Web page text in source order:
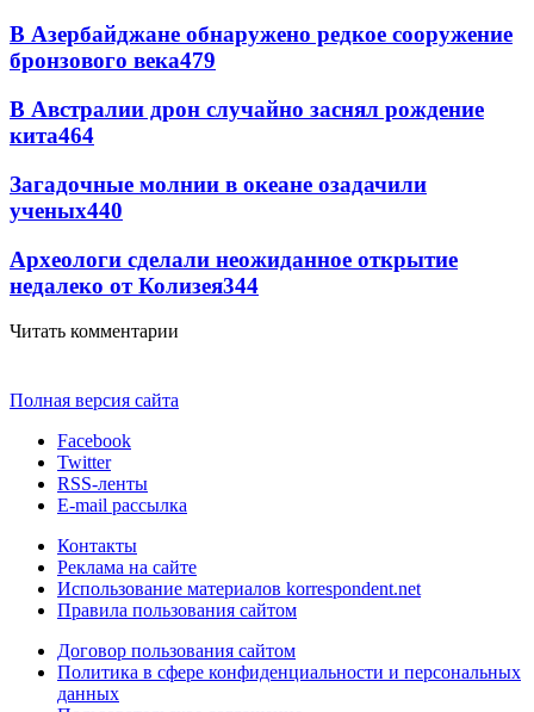
В Азербайджане обнаружено редкое сооружение
бронзового века479
В Австралии дрон случайно заснял рождение
кита464
Загадочные молнии в океане озадачили
ученых440
Археологи сделали неожиданное открытие
недалеко от Колизея344
Читать комментарии
Полная версия сайта
Facebook
Twitter
RSS-ленты
E-mail рассылка
Контакты
Реклама на сайте
Использование материалов korrespondent.net
Правила пользования сайтом
Договор пользования сайтом
Политика в сфере конфиденциальности и персональных
данных